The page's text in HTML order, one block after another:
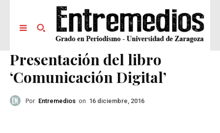
Presentación del libro
‘Comunicación Digital’
Por Entremedios on 16 diciembre, 2016